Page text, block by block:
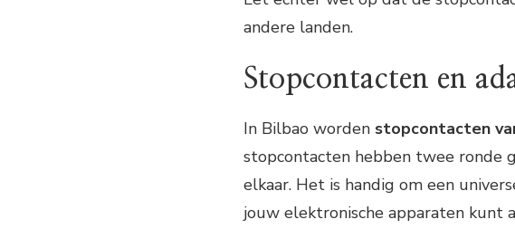
andere landen.
Stopcontacten en
In Bilbao worden stopcontacten
stopcontacten hebben twee ronde
elkaar. Het is handig om een
jouw elektronische apparaten kunt